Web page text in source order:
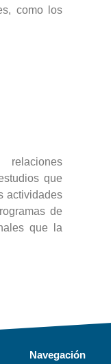
como los
que
actividades
de
que la
Navegación